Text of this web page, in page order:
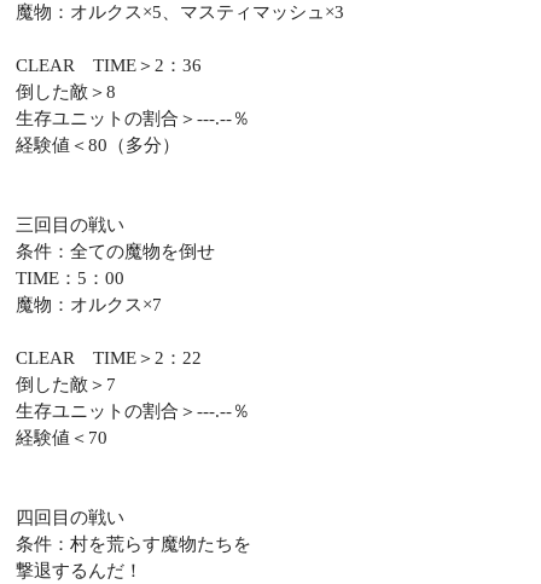
魔物：オルクス×5、マスティマッシュ×3
CLEAR TIME＞2：36
倒した敵＞8
生存ユニットの割合＞---.--％
経験値＜80（多分）
三回目の戦い
条件：全ての魔物を倒せ
TIME：5：00
魔物：オルクス×7
CLEAR TIME＞2：22
倒した敵＞7
生存ユニットの割合＞---.--％
経験値＜70
四回目の戦い
条件：村を荒らす魔物たちを
撃退するんだ！